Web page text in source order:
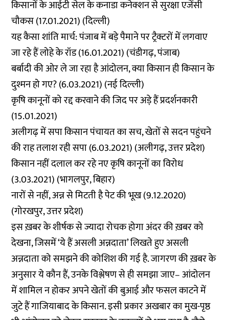
किसानों के आईटी सेल के कनाडा कनेक्शन से सुरक्षा एजेंसी
चौकस(17.01.2021) (दिल्ली)
यह कैसा शांति मार्च: पंजाब में बड़े पैमाने पर ट्रैक्टरों में लगवाए
जा रहे हैं लोहे के रॉड(16.01.2021) (चंडीगढ़, पंजाब)
बर्बादी की ओर ले जा रहा है आंदोलन, क्या किसान ही किसान के
दुश्मन हो गए?(6.03.2021) (नई दिल्ली)
कृषि कानूनों को रद्द करवाने की जिद पर अड़े हैं प्रदर्शनकारी
(15.01.2021)
अलीगढ़ में सपा किसान पंचायत का सच, खेतों से सदन पहुंचने
की राह तलाश रही सपा(6.03.2021) (अलीगढ़, उत्तर प्रदेश)
किसान नहीं दलाल कर रहे नए कृषि कानूनों का विरोध
(3.03.2021) (भागलपुर, बिहार)
नारों से नहीं, अन्न से मिटती है पेट की भूख(9.12.2020)
(गोरखपुर, उत्तर प्रदेश)
इस ख़बर के शीर्षक से ज्यादा रोचक होगा अंदर की ख़बर को
देखना, जिसमें ‘ये हैं असली अन्नदाता’ लिखते हुए असली
अन्नदाता को समझने की कोशिश की गई है. जागरण की ख़बर के
अनुसार ये कौन हैं, उनके विश्लेषण से ही समझा जाए– आंदोलन
में शामिल न होकर अपने खेतों की बुआई और फसल काटने में
जुटे हैं गाजियाबाद के किसान. इसी प्रकार अखबार का मुख-पृष्ठ